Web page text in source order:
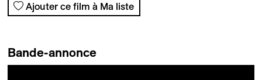
Ajouter ce film à Ma liste
Bande-annonce